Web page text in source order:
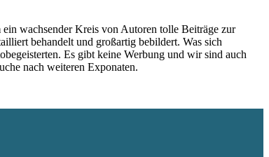
wachsender Kreis von Autoren tolle Beiträge zur
behandelt und großartig bebildert. Was sich
Es gibt keine Werbung und wir sind auch
nach weiteren Exponaten.